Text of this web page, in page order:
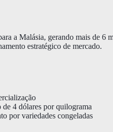
a Malásia, gerando mais de 6
estratégico de mercado.
4 dólares por quilograma
por variedades congeladas